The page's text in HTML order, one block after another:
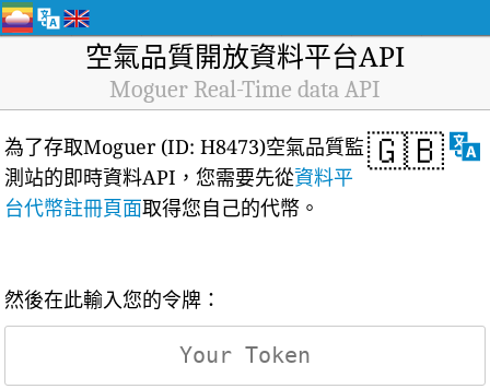
空氣品質開放資料平台API
Moguer Real-Time data API
🇬🇧
為了存取Moguer (ID: H8473)空氣品質監
測站的即時資料API，您需要先從資料平
台代幣註冊頁面取得您自己的代幣。
然後在此輸入您的令牌：